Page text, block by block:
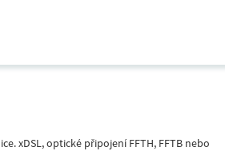
xDSL, optické připojení FFTH, FFTB nebo